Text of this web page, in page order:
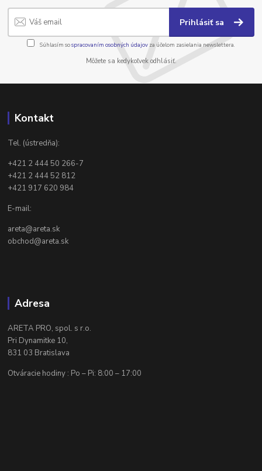
Prihlásiť sa
Súhlasím sospracovaním osobných údajov za účelom zasielania newslettera.
Môžete sa kedykoľvek odhlásiť.
Kontakt
Tel. (ústredňa):
+421 2 444 50 266-7
+421 2 444 52 812
+421 917 620 984
E-mail:
areta@areta.sk
obchod@areta.sk
Adresa
ARETA PRO, spol. s r.o.
Pri Dynamitke 10,
831 03 Bratislava
Otváracie hodiny : Po – Pi: 8:00 – 17:00